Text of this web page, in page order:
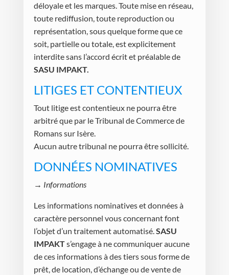
déloyale et les marques. Toute mise en réseau,
toute rediffusion, toute reproduction ou
représentation, sous quelque forme que ce
soit, partielle ou totale, est explicitement
interdite sans l’accord écrit et préalable de
SASU IMPAKT.
LITIGES ET CONTENTIEUX
Tout litige est contentieux ne pourra être
arbitré que par le Tribunal de Commerce de
Romans sur Isère.
Aucun autre tribunal ne pourra être sollicité.
DONNÉES NOMINATIVES
→ Informations
Les informations nominatives et données à
caractère personnel vous concernant font
l’objet d’un traitement automatisé.SASU
IMPAKTs’engage à ne communiquer aucune
de ces informations à des tiers sous forme de
prêt, de location, d’échange ou de vente de